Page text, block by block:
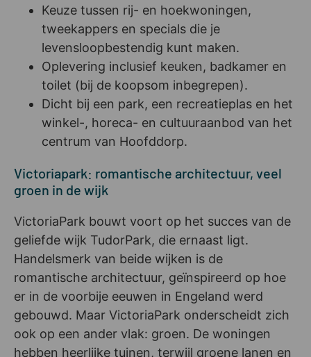
Keuze tussen rij- en hoekwoningen,
tweekappers en specials die je
levensloopbestendig kunt maken.
Oplevering inclusief keuken, badkamer en
toilet (bij de koopsom inbegrepen).
Dicht bij een park, een recreatieplas en het
winkel-, horeca- en cultuuraanbod van het
centrum van Hoofddorp.
Victoriapark: romantische architectuur, veel
groen in de wijk
VictoriaPark bouwt voort op het succes van de
geliefde wijk TudorPark, die ernaast ligt.
Handelsmerk van beide wijken is de
romantische architectuur, geïnspireerd op hoe
er in de voorbije eeuwen in Engeland werd
gebouwd. Maar VictoriaPark onderscheidt zich
ook op een ander vlak: groen. De woningen
hebben heerlijke tuinen, terwijl groene lanen en